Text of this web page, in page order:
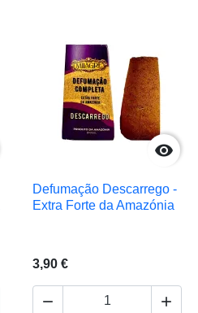

Defumação Descarrego -
Extra Forte da Amazónia
3,90 €
 